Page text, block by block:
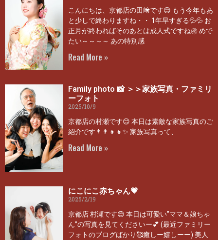
こんにちは、京都店の田﨑です😊 もう今年もあ
と少しで終わりますね・・ 1年早すぎる💦💦 お
正月が終わればそのあとは成人式ですね㊗ めで
たい～～～～ あの特別感
Read More »
Family photo 📸 ＞＞家族写真・ファミリ
ーフォト
2025/10/9
京都店の村瀬です😊 本日は素敵な家族写真のご
紹介です👨‍👨‍👦‍👦✨ 家族写真って、
Read More »
にこにこ赤ちゃん💗
2025/2/19
京都店 村瀬です😊 本日は可愛い”ママ＆娘ちゃ
ん”の写真を見てくださいー💕 (最近ファミリー
フォトのブログばかり🥰癒しー嬉しーー) 美人